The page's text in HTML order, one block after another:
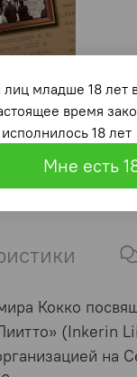
Кокко
(Inkerin
на
лиц младше 18
время
18 лет
Мне есть